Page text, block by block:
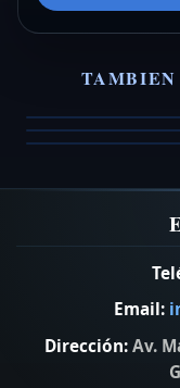
TAMBIEN
Jesús Gascón
El rock que todos
Tributo a ZZ top,
VER FICHA →
Email:
Dirección:Av.